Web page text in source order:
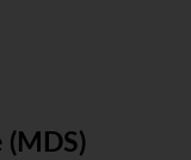
(MDS)